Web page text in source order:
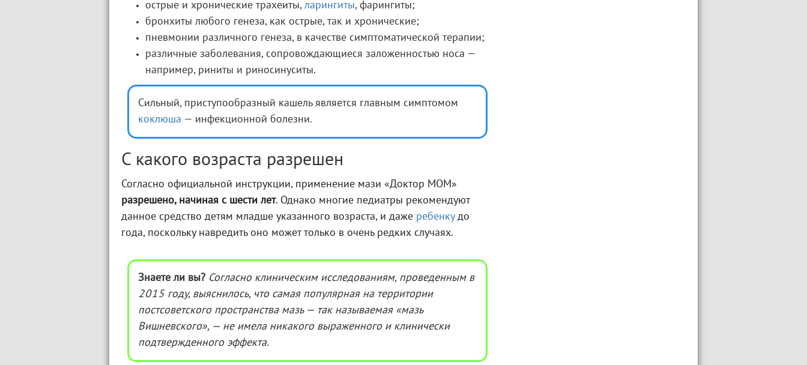
острые и хронические трахеиты, ларингиты, фарингиты;
бронхиты любого генеза, как острые, так и хронические;
пневмонии различного генеза, в качестве симптоматической терапии;
различные заболевания, сопровождающиеся заложенностью носа —
например, риниты и риносинуситы.
Сильный, приступообразный кашель является главным симптомом
коклюша — инфекционной болезни.
С какого возраста разрешен
Согласно официальной инструкции, применение мази «Доктор МОМ»
разрешено, начиная с шести лет. Однако многие педиатры рекомендуют
данное средство детям младше указанного возраста, и даже ребенкудо
года, поскольку навредить оно может только в очень редких случаях.
Знаете ли вы? Согласно клиническим исследованиям, проведенным в
2015 году, выяснилось, что самая популярная на территории
постсоветского пространства мазь — так называемая «мазь
Вишневского», — не имела никакого выраженного и клинически
подтвержденного эффекта.